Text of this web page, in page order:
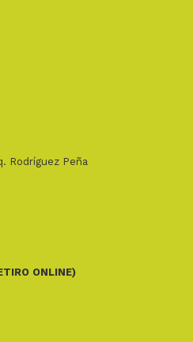
Rodríguez Peña
ONLINE)